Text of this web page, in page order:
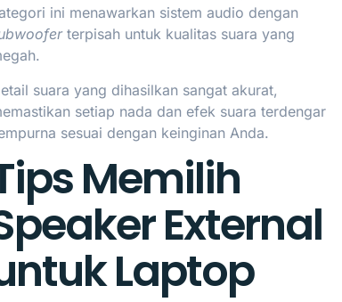
ini menawarkan sistem audio dengan
terpisah untuk kualitas suara yang
suara yang dihasilkan sangat akurat,
setiap nada dan efek suara terdengar
sesuai dengan keinginan Anda.
Memilih
External
Laptop